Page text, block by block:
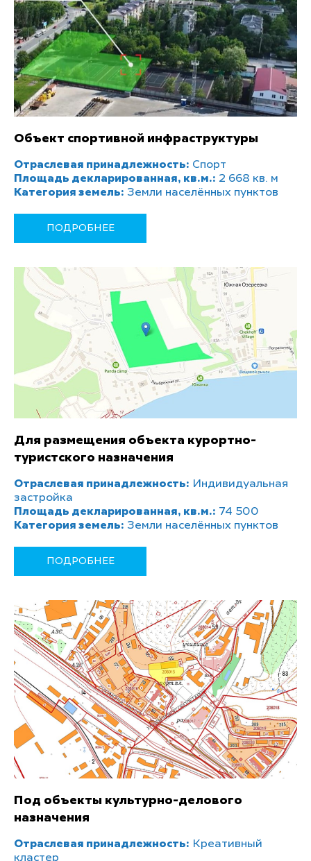
Объект спортивной инфраструктуры
Отраслевая принадлежность: Спорт
Площадь декларированная, кв.м.: 2 668 кв. м
Категория земель: Земли населённых пунктов
ПОДРОБНЕЕ
Для размещения объекта курортно-
туристского назначения
Отраслевая принадлежность: Индивидуальная
застройка
Площадь декларированная, кв.м.: 74 500
Категория земель: Земли населённых пунктов
ПОДРОБНЕЕ
Под объекты культурно-делового
назначения
Отраслевая принадлежность: Креативный
кластер